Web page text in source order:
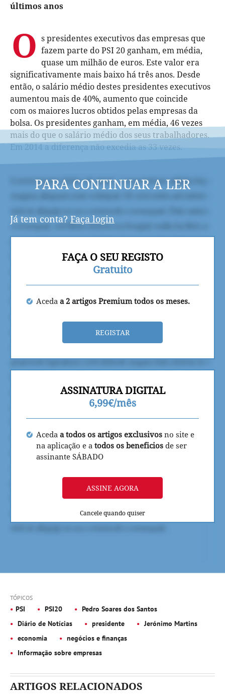
últimos anos
O s presidentes executivos das empresas que
fazem parte do PSI 20 ganham, em média,
quase um milhão de euros. Este valor era
significativamente mais baixo há três anos. Desde
então, o salário médio destes presidentes executivos
aumentou mais de 40%, aumento que coincide
com os maiores lucros obtidos pelas empresas da
bolsa. Os presidentes ganham, em média, 46 vezes
mais do que o salário médio dos seus trabalhadores.
Em 2014 a diferença não excedia as 33 vezes.
PARA CONTINUAR A LER
Já tem conta? Faça login
FAÇA O SEU REGISTO
Gratuito
Aceda a 2 artigos Premium todos os meses.
REGISTAR
ASSINATURA DIGITAL
6,99€/mês
Aceda a todos os artigos exclusivos no site e
na aplicação e a todos os beneficios de ser
assinante SÁBADO
ASSINE AGORA
Cancele quando quiser
TÓPICOS
PSI PSI20
Pedro Soares dos Santos
Diário de Notícias
presidente
Jerónimo Martins
economia
negócios e finanças
Informação sobre empresas
ARTIGOS RELACIONADOS